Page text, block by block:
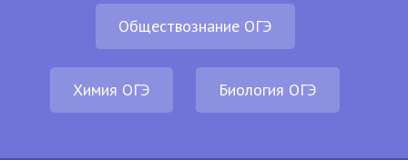
Обществознание ОГЭ
Химия ОГЭ Биология ОГЭ